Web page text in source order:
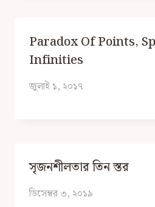
Paradox Of Points,
Infinities
জুলাই ১, ২০১৭
সৃজনশীলতার তিন স্তর
ডিসেম্বর ৩, ২০১৯